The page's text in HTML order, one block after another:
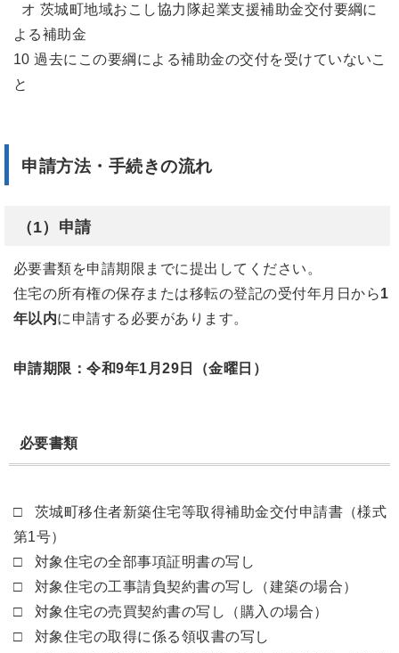
オ 茨城町地域おこし協力隊起業支援補助金交付要綱に
よる補助金
10 過去にこの要綱による補助金の交付を受けていないこ
と
申請方法・手続きの流れ
（1）申請
必要書類を申請期限までに提出してください。
住宅の所有権の保存または移転の登記の受付年月日から1
年以内に申請する必要があります。
申請期限：令和9年1月29日（金曜日）
必要書類
□ 茨城町移住者新築住宅等取得補助金交付申請書（様式
第1号）
□ 対象住宅の全部事項証明書の写し
□ 対象住宅の工事請負契約書の写し（建築の場合）
□ 対象住宅の売買契約書の写し（購入の場合）
□ 対象住宅の取得に係る領収書の写し